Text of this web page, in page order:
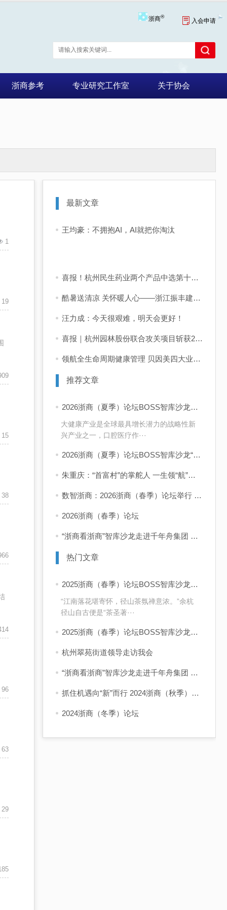
 入会申请
浙商®
浙商参考 专业研究工作室 关于协会
1
19
15
38
96
63
29
最新文章
王均豪：不拥抱AI，AI就把你淘汰
喜报！杭州民生药业两个产品中选第十二批国采
酷暑送清凉 关怀暖人心——浙江振丰建设有限公司开展夏季送清凉及防暑降温慰问活动
汪力成：今天很艰难，明天会更好！
喜报｜杭州园林股份联合攻关项目斩获2025年度上海市科技进步二等奖！
领航全生命周期健康管理 贝因美四大业务板块闪耀2026 CBME
推荐文章
2026浙商（夏季）论坛BOSS智库沙龙走进艺星口腔
大健康产业是全球最具增长潜力的战略性新
兴产业之一，口腔医疗作···
2026浙商（夏季）论坛BOSS智库沙龙“浙商高质量出海”圆满举行
朱重庆：“首富村”的掌舵人 一生领“航”共富路
数智浙商：2026浙商（春季）论坛举行 企业家学者共话“十五五”发展新前景
2026浙商（春季）论坛
“浙商看浙商”智库沙龙走进千年舟集团 共话浙商可持续增长之道
热门文章
2025浙商（春季）论坛BOSS智库沙龙活动 “浙商看浙商”走进四岭名茶厂
“江南落花堪寄怀，径山茶氛禅意浓。”余杭
径山自古便是“茶圣著···
2025浙商（春季）论坛BOSS智库沙龙活动 “浙商看浙商”活动启动 首站走进同山醉美人酒业
杭州翠苑街道领导走访我会
“浙商看浙商”智库沙龙走进千年舟集团 共话浙商可持续增长之道
抓住机遇向“新”而行 2024浙商（秋季）论坛在杭举行
2024浙商（冬季）论坛